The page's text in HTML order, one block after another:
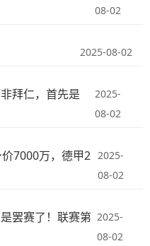
08-02
2025-08-02
拜仁，首先是
2025-
08-02
7000万，德甲2 2025-
08-02
罢赛了！联赛第 2025-
08-02